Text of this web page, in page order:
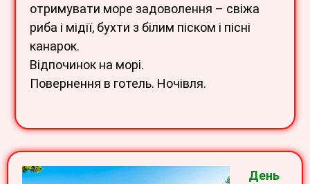
отримувати море задоволення – свіжа
риба і мідії, бухти з білим піском і пісні
канарок.
Відпочинок на морі.
Повернення в готель. Ночівля.
День